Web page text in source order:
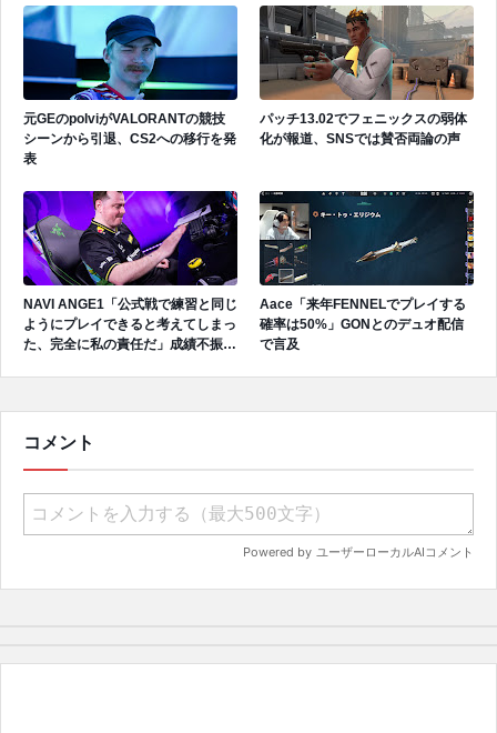
元GEのpolviがVALORANTの競技
シーンから引退、CS2への移行を発
表
パッチ13.02でフェニックスの弱体
化が報道、SNSでは賛否両論の声
NAVI ANGE1「公式戦で練習と同じ
ようにプレイできると考えてしまっ
た、完全に私の責任だ」成績不振を
Aace「来年FENNELでプレイする
確率は50%」GONとのデュオ配信
で言及
コメント